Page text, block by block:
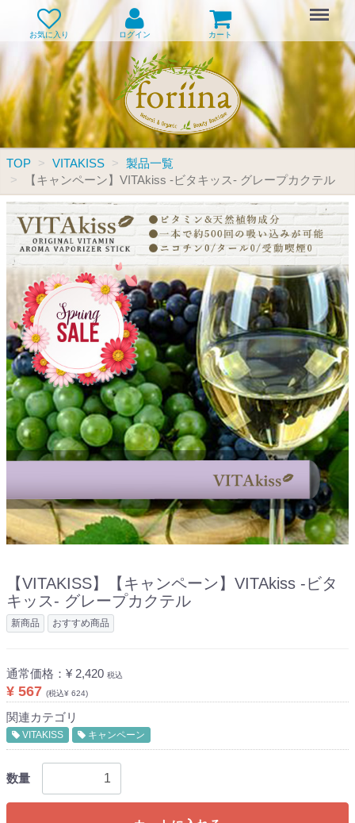
お気に入り ログイン カート
Menu
TOP VITAKISS
製品一覧
【キャンペーン】VITAkiss -ビタキッス- グレープカクテル
【VITAKISS】
【キャンペーン】VITAkiss -ビタ
キッス- グレープカクテル
新商品 おすすめ商品
通常価格： ¥ 2,420 税込
¥ 567 (税込¥ 624)
関連カテゴリ
VITAKISS キャンペーン
数量